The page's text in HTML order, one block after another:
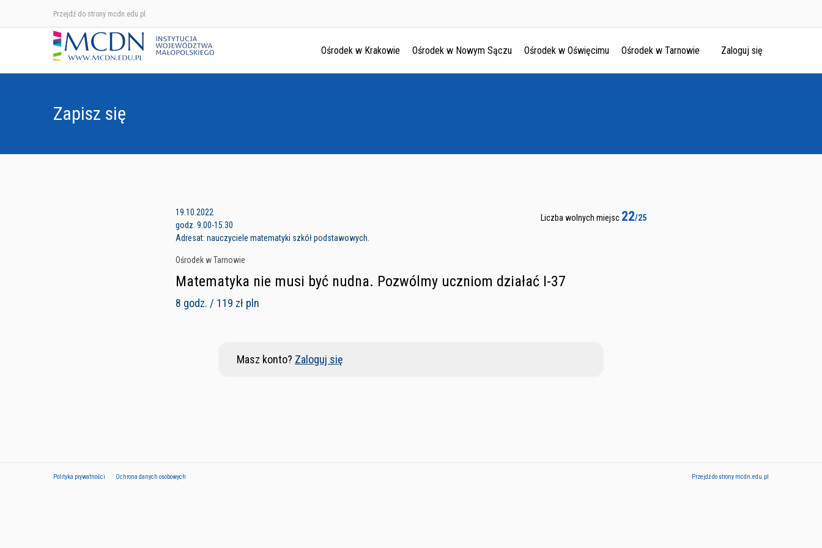
Przejdź do strony mcdn.edu.pl
Ośrodek w Krakowie Ośrodek w Nowym Sączu Ośrodek w Oświęcimu Ośrodek w Tarnowie Zaloguj się
Zapisz się
19.10.2022
godz. 9.00-15.30
Adresat: nauczyciele matematyki szkół podstawowych.
Ośrodek w Tarnowie
Liczba wolnych miejsc 22/25
Matematyka nie musi być nudna. Pozwólmy uczniom działać I-37
8 godz. / 119 zł pln
Masz konto? Zaloguj się
Polityka prywatności Ochrona danych osobowych Przejdź do strony mcdn.edu.pl
Ośrodek w Krakowie